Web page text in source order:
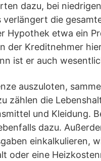
dazu, bei
verlängert die
Hypothek etwa ein
der Kreditnehmer
ist er auch
auszuloten,
zählen die
und Kleidung.
dazu.
einkalkulieren,
oder eine